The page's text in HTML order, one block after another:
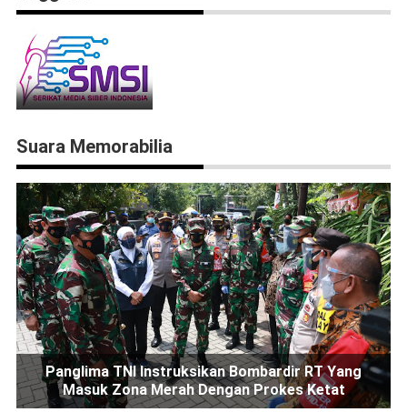
Suara Memorabilia
Panglima TNI Instruksikan Bombardir RT Yang
Masuk Zona Merah Dengan Prokes Ketat